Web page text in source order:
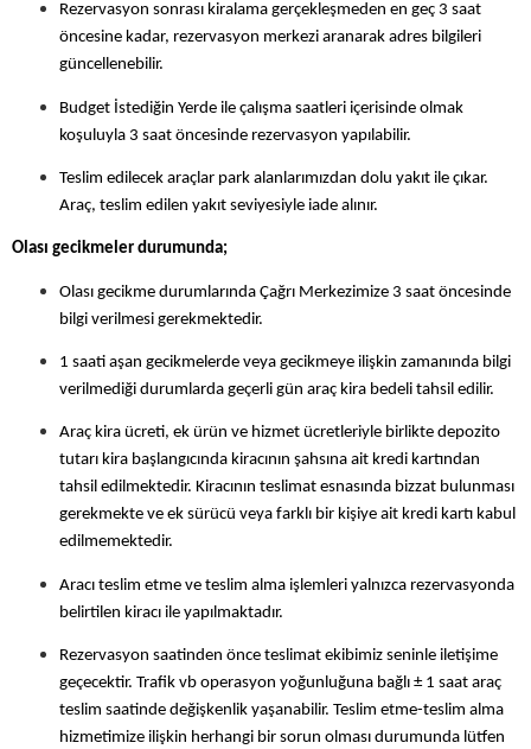
Rezervasyon sonrası kiralama gerçekleşmeden en geç 3 saat
öncesine kadar, rezervasyon merkezi aranarak adres bilgileri
güncellenebilir.
Budget İstediğin Yerde ile çalışma saatleri içerisinde olmak
koşuluyla 3 saat öncesinde rezervasyon yapılabilir.
Teslim edilecek araçlar park alanlarımızdan dolu yakıt ile çıkar.
Araç, teslim edilen yakıt seviyesiyle iade alınır.
Olası gecikmeler durumunda;
Olası gecikme durumlarında Çağrı Merkezimize 3 saat öncesinde
bilgi verilmesi gerekmektedir.
1 saati aşan gecikmelerde veya gecikmeye ilişkin zamanında bilgi
verilmediği durumlarda geçerli gün araç kira bedeli tahsil edilir.
Araç kira ücreti, ek ürün ve hizmet ücretleriyle birlikte depozito
tutarı kira başlangıcında kiracının şahsına ait kredi kartından
tahsil edilmektedir. Kiracının teslimat esnasında bizzat bulunması
gerekmekte ve ek sürücü veya farklı bir kişiye ait kredi kartı kabul
edilmemektedir.
Aracı teslim etme ve teslim alma işlemleri yalnızca rezervasyonda
belirtilen kiracı ile yapılmaktadır.
Rezervasyon saatinden önce teslimat ekibimiz seninle iletişime
geçecektir. Trafik vb operasyon yoğunluğuna bağlı ± 1 saat araç
teslim saatinde değişkenlik yaşanabilir. Teslim etme-teslim alma
hizmetimize ilişkin herhangi bir sorun olması durumunda lütfen